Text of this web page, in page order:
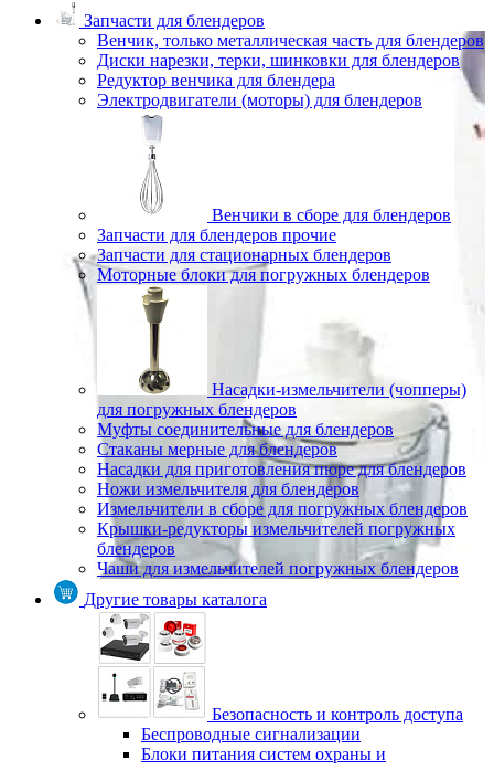
Запчасти для блендеров
Венчик, только металлическая часть для блендеров
Диски нарезки, терки, шинковки для блендеров
Редуктор венчика для блендера
Электродвигатели (моторы) для блендеров
Венчики в сборе для блендеров
Запчасти для блендеров прочие
Запчасти для стационарных блендеров
Моторные блоки для погружных блендеров
Насадки-измельчители (чопперы)
для погружных блендеров
Муфты соединительные для блендеров
Стаканы мерные для блендеров
Насадки для приготовления пюре для блендеров
Ножи измельчителя для блендеров
Измельчители в сборе для погружных блендеров
Крышки-редукторы измельчителей погружных
блендеров
Чаши для измельчителей погружных блендеров
Другие товары каталога
Безопасность и контроль доступа
Беспроводные сигнализации
Блоки питания систем охраны и